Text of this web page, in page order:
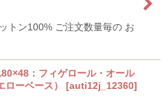
トン100% ご注文数量毎の お
80×48：フィゲロール・オール
ーベース）
[auti12j_12360]